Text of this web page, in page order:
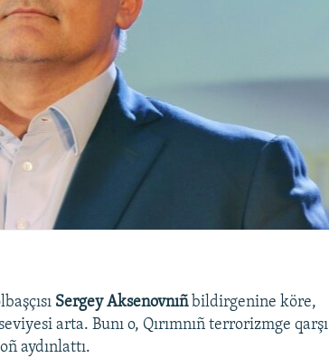
Sergey Aksenovnıñbildirgenine köre,
arta. Bunı o, Qırımnıñ terrorizmge qarşı
aydınlattı.